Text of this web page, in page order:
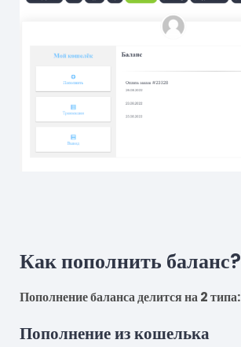
Как пополнить баланс?
Пополнение баланса делится на 2 типа:
Пополнение из кошелька